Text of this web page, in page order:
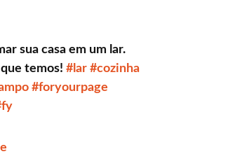
sua casa em um lar.
temos! #lar #cozinha
#foryourpage